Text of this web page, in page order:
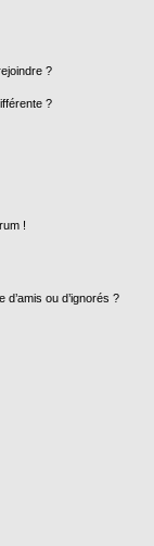
?
?
!
ou d’ignorés ?